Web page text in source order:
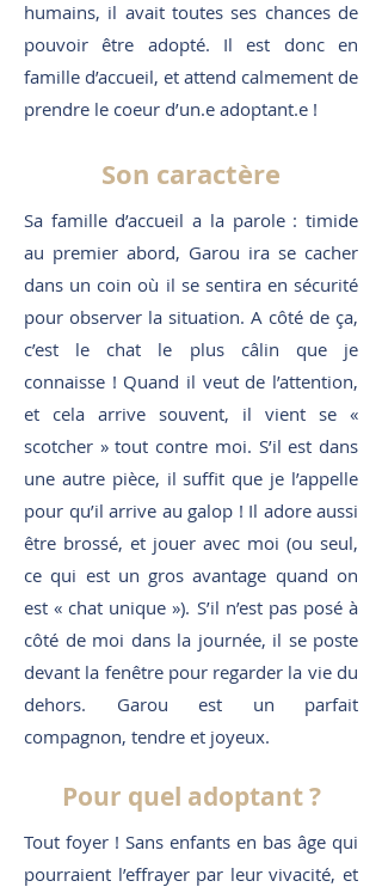
humains, il avait toutes ses chances de
pouvoir être adopté. Il est donc en
famille d’accueil, et attend calmement de
prendre le coeur d’un.e adoptant.e !
Son caractère
Sa famille d’accueil a la parole : timide
au premier abord, Garou ira se cacher
dans un coin où il se sentira en sécurité
pour observer la situation. A côté de ça,
c’est le chat le plus câlin que je
connaisse ! Quand il veut de l’attention,
et cela arrive souvent, il vient se «
scotcher » tout contre moi. S’il est dans
une autre pièce, il suffit que je l’appelle
pour qu’il arrive au galop ! Il adore aussi
être brossé, et jouer avec moi (ou seul,
ce qui est un gros avantage quand on
est « chat unique »). S’il n’est pas posé à
côté de moi dans la journée, il se poste
devant la fenêtre pour regarder la vie du
dehors. Garou est un parfait
compagnon, tendre et joyeux.
Pour quel adoptant ?
Tout foyer ! Sans enfants en bas âge qui
pourraient l’effrayer par leur vivacité, et